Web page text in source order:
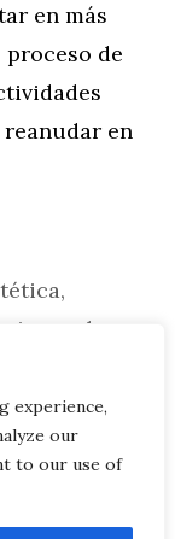
experience,
our
to our use of
en más
de
en
,
de